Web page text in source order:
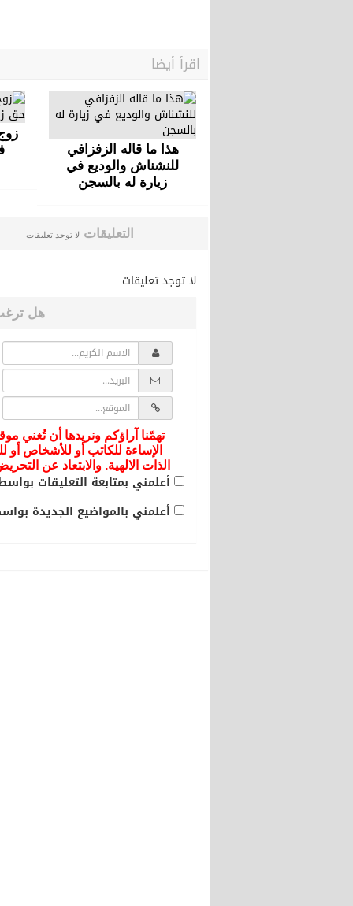
اقرأ أيضا
هذا ما قاله الزفزافي
للنشناش والوديع في
زيارة له بالسجن
التعليقات لا توجد تعليقات
لا توجد تعليقات
هل
تهمّنا آراؤكم ونريدها أن تُغني
الإساءة للكاتب أو للأشخاص أو
الذات الالهية. والابتعاد عن
أعلمني بمتابعة التعليقات
أعلمني بالمواضيع الجديدة